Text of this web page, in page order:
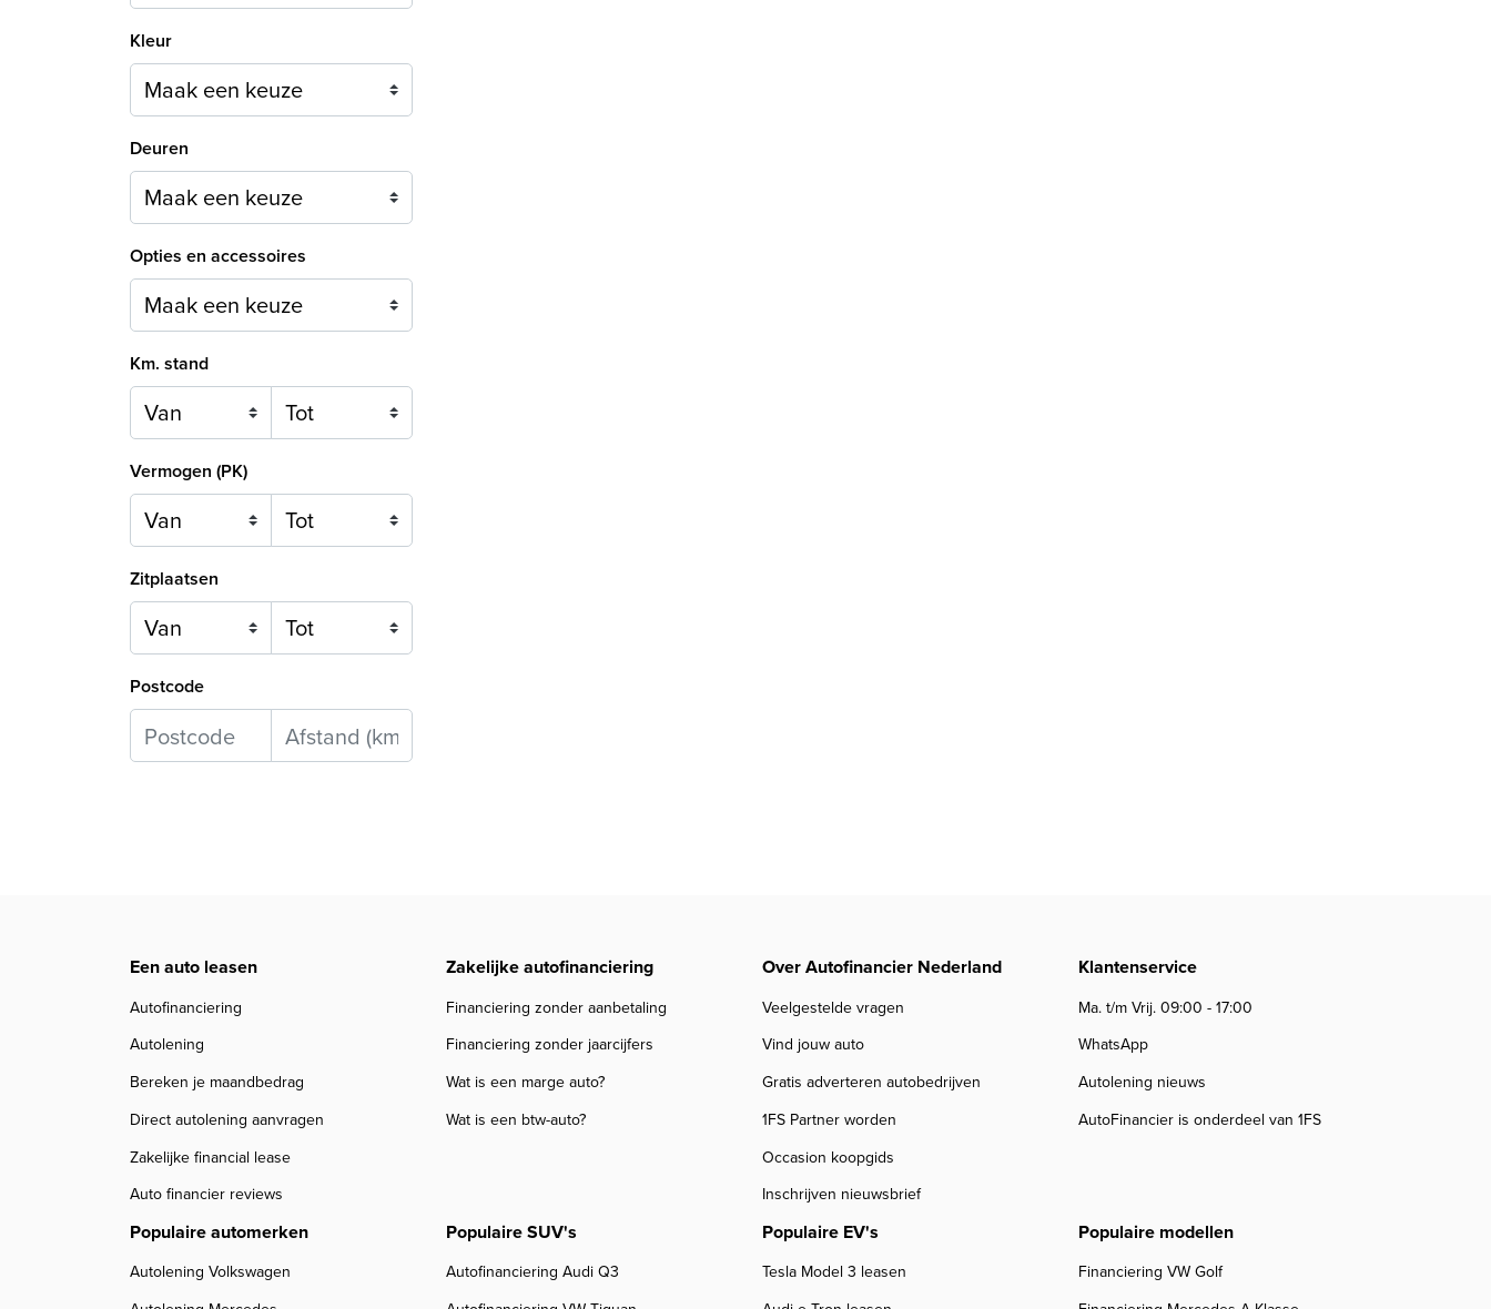
Kleur
Maak een keuze
Deuren
Maak een keuze
Opties en accessoires
Maak een keuze
Km. stand
Vermogen (PK)
Zitplaatsen
Postcode
Een auto leasen
Autofinanciering
Autolening
Bereken je maandbedrag
Direct autolening aanvragen
Zakelijke financial lease
Auto financier reviews
Zakelijke autofinanciering
Financiering zonder aanbetaling
Financiering zonder jaarcijfers
Wat is een marge auto?
Wat is een btw-auto?
Over Autofinancier Nederland
Veelgestelde vragen
Vind jouw auto
Gratis adverteren autobedrijven
1FS Partner worden
Occasion koopgids
Inschrijven nieuwsbrief
Klantenservice
Ma. t/m Vrij. 09:00 - 17:00
WhatsApp
Autolening nieuws
AutoFinancier is onderdeel van 1FS
Populaire automerken
Autolening Volkswagen
Populaire SUV's
Autofinanciering Audi Q3
Populaire EV's
Tesla Model 3 leasen
Populaire modellen
Financiering VW Golf